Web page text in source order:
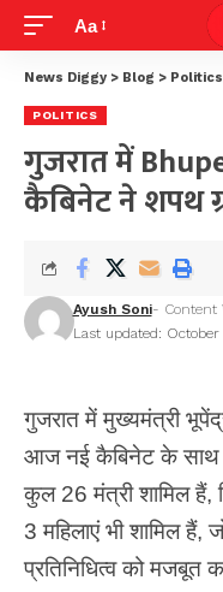
Aa
News Diggy > Blog > Politics
POLITICS
गुजरात में
कैबिनेट ने शपथ
Last updated: October
Ayush Soni- Content
गुजरात में मुख्यमंत्री
आज नई कैबिनेट के साथ
कुल 26 मंत्रीशामिल हैं,
3 महिलाएं भी शामिल हैं,
प्रतिनिधित्व को मजबूत